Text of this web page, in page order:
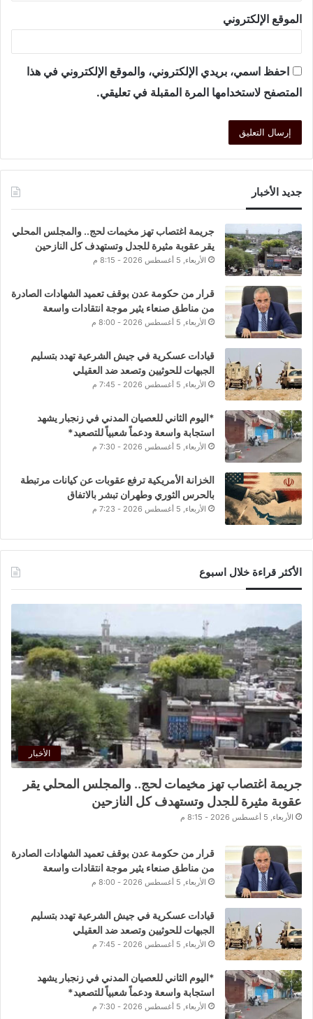
الموقع الإلكتروني
احفظ اسمي، بريدي الإلكتروني، والموقع الإلكتروني في هذا
المتصفح لاستخدامها المرة المقبلة في تعليقي.
جديد الأخبار
جريمة اغتصاب تهز مخيمات لحج.. والمجلس المحلي
يقر عقوبة مثيرة للجدل وتستهدف كل النازحين
الأربعاء, 5 أغسطس 2026 - 8:15 م
قرار من حكومة عدن بوقف تعميد الشهادات الصادرة
من مناطق صنعاء يثير موجة انتقادات واسعة
الأربعاء, 5 أغسطس 2026 - 8:00 م
قيادات عسكرية في جيش الشرعية تهدد بتسليم
الجبهات للحوثيين وتصعد ضد العقيلي
الأربعاء, 5 أغسطس 2026 - 7:45 م
*اليوم الثاني للعصيان المدني في زنجبار يشهد
استجابة واسعة ودعماً شعبياً للتصعيد*
الأربعاء, 5 أغسطس 2026 - 7:30 م
الخزانة الأمريكية ترفع عقوبات عن كيانات مرتبطة
بالحرس الثوري وطهران تبشر بالاتفاق
الأربعاء, 5 أغسطس 2026 - 7:23 م
الأكثر قراءة خلال اسبوع
الأخبار
جريمة اغتصاب تهز مخيمات لحج.. والمجلس المحلي يقر
عقوبة مثيرة للجدل وتستهدف كل النازحين
الأربعاء, 5 أغسطس 2026 - 8:15 م
قرار من حكومة عدن بوقف تعميد الشهادات الصادرة
من مناطق صنعاء يثير موجة انتقادات واسعة
الأربعاء, 5 أغسطس 2026 - 8:00 م
قيادات عسكرية في جيش الشرعية تهدد بتسليم
الجبهات للحوثيين وتصعد ضد العقيلي
الأربعاء, 5 أغسطس 2026 - 7:45 م
*اليوم الثاني للعصيان المدني في زنجبار يشهد
استجابة واسعة ودعماً شعبياً للتصعيد*
الأربعاء, 5 أغسطس 2026 - 7:30 م